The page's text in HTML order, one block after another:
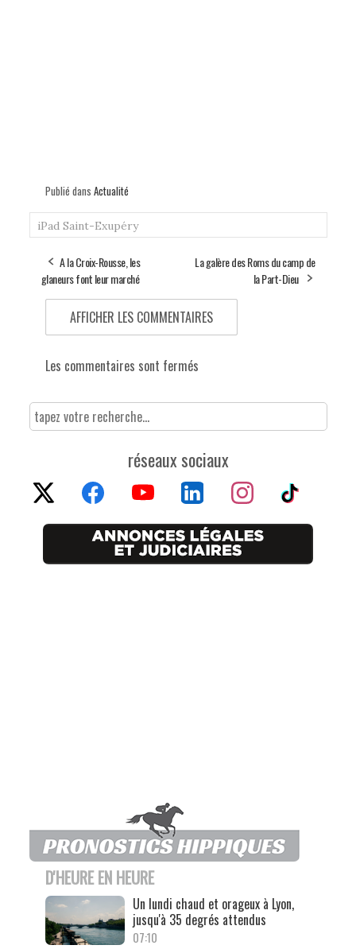
Publié dans Actualité
iPad Saint-Exupéry
A la Croix-Rousse, les
glaneurs font leur marché
La galère des Roms du camp de
la Part-Dieu
AFFICHER LES COMMENTAIRES
Les commentaires sont fermés
réseaux sociaux
D'HEURE EN HEURE
Un lundi chaud et orageux à Lyon,
jusqu'à 35 degrés attendus
07:10